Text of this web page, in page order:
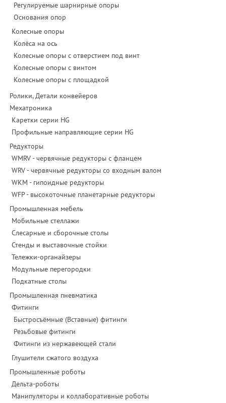
Регулируемые шарнирные опоры
Основания опор
Колесные опоры
Колёса на ось
Колесные опоры с отверстием под винт
Колесные опоры с винтом
Колесные опоры с площадкой
Ролики, Детали конвейеров
Мехатроника
Каретки серии HG
Профильные направляющие серии HG
Редукторы
WMRV - червячные редукторы с фланцем
WRV - червячные редукторы со входным валом
WKM - гипоидные редукторы
WFP - высокоточные планетарные редукторы
Промышленная мебель
Мобильные стеллажи
Слесарные и сборочные столы
Стенды и выставочные стойки
Тележки-органайзеры
Модульные перегородки
Подкатные столы
Промышленная пневматика
Фитинги
Быстросъёмные (Вставные) фитинги
Резьбовые фитинги
Фитинги из нержавеющей стали
Глушители сжатого воздуха
Промышленные роботы
Дельта-роботы
Манипуляторы и коллаборативные роботы